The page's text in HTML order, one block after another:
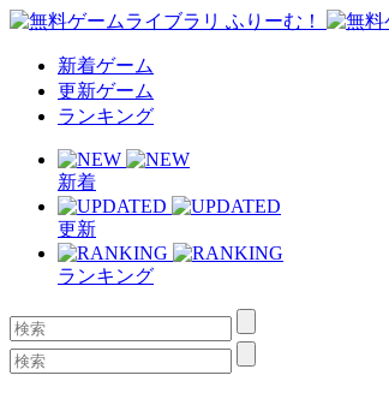
新着ゲーム
更新ゲーム
ランキング
新着
更新
ランキング